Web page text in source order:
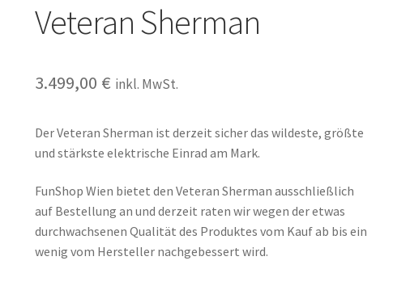
Veteran Sherman
3.499,00 € inkl. MwSt.
Der Veteran Sherman ist derzeit sicher das wildeste, größte
und stärkste elektrische Einrad am Mark.
FunShop Wien bietet den Veteran Sherman ausschließlich
auf Bestellung an und derzeit raten wir wegen der etwas
durchwachsenen Qualität des Produktes vom Kauf ab bis ein
wenig vom Hersteller nachgebessert wird.